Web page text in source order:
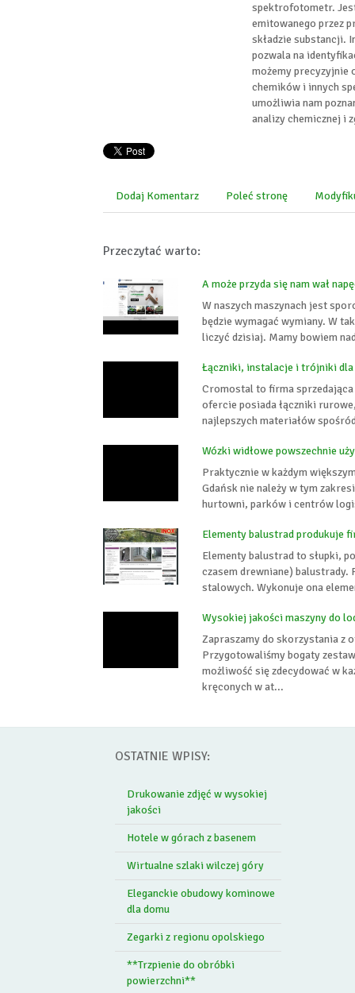
spektrofotometr.
emitowanego przez
składzie substancji.
pozwala na
możemy precyzyjnie
chemików i innych
umożliwia nam
analizy chemicznej i
Dodaj Komentarz Poleć stronę
Przeczytać warto:
A może przyda się nam wał
W naszych maszynach jest
będzie wymagać wymiany. W
liczyć dzisiaj. Mamy bowiem
Łączniki, instalacje i trójniki dla
Cromostal to firma
ofercie posiada łączniki
najlepszych materiałów
Wózki widłowe powszechnie
Praktycznie w każdym
Gdańsk nie należy w tym
hurtowni, parków i centrów
Elementy balustrad produkuje
Elementy balustrad to słupki,
czasem drewniane)
stalowych. Wykonuje ona
Wysokiej jakości maszyny do
Zapraszamy do skorzystania z
Przygotowaliśmy bogaty
możliwość się zdecydować w
kręconych w at...
OSTATNIE WPISY:
Drukowanie zdjęć w wysokiej
jakości
Hotele w górach z basenem
Wirtualne szlaki wilczej góry
Eleganckie obudowy kominowe
dla domu
Zegarki z regionu opolskiego
**Trzpienie do obróbki
powierzchni**